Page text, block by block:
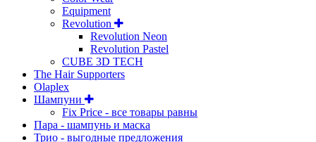
Equipment
Revolution
Revolution Neon
Revolution Pastel
CUBE 3D TECH
The Hair Supporters
Olaplex
Шампуни
Fix Price - все товары равны
Пара - шампунь и маска
Трио - выгодные предложения